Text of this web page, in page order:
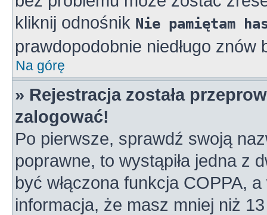
kliknij odnośnik Nie pamiętam
prawdopodobnie niedługo
Na górę
» Rejestracja została
zalogować!
Po pierwsze, sprawdź swoją
poprawne, to wystąpiła jedna z
być włączona funkcja COPPA,
informacja, że masz mniej niż